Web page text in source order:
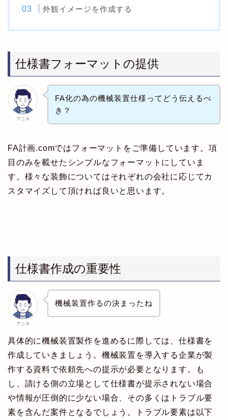
外観イメージを作成する
仕様書フォーマットの提供
アニキ
FA化の為の機械装置仕様ってどう伝えるべ
き？
FA計画.comではフォーマットをご準備しています。項
目のみを載せたシンプルなフォーマットにしていま
す。様々な装飾についてはそれぞれの会社に応じてカ
スタマイズして頂ければ良いと思います。
仕様書作成の重要性
アニキ
機械装置作るの決まったね
具体的に機械装置製作を進めるに際しては、仕様書を
作成していきましょう。機械装置を導入する企業が製
作する資料で依頼先への提示が必要となります。も
し、請ける側の立場として仕様書が提示されない場合
や情報が圧倒的に少ない場合、その多くはトラブル要
素を含んだ案件となるでしょう。トラブル要素は以下